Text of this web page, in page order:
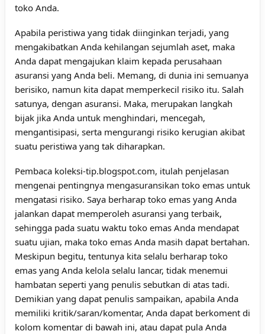
toko Anda.
Apabila peristiwa yang tidak diinginkan terjadi, yang
mengakibatkan Anda kehilangan sejumlah aset, maka
Anda dapat mengajukan klaim kepada perusahaan
asuransi yang Anda beli. Memang, di dunia ini semuanya
berisiko, namun kita dapat memperkecil risiko itu. Salah
satunya, dengan asuransi. Maka, merupakan langkah
bijak jika Anda untuk menghindari, mencegah,
mengantisipasi, serta mengurangi risiko kerugian akibat
suatu peristiwa yang tak diharapkan.
Pembaca koleksi-tip.blogspot.com, itulah penjelasan
mengenai pentingnya mengasuransikan toko emas untuk
mengatasi risiko. Saya berharap toko emas yang Anda
jalankan dapat memperoleh asuransi yang terbaik,
sehingga pada suatu waktu toko emas Anda mendapat
suatu ujian, maka toko emas Anda masih dapat bertahan.
Meskipun begitu, tentunya kita selalu berharap toko
emas yang Anda kelola selalu lancar, tidak menemui
hambatan seperti yang penulis sebutkan di atas tadi.
Demikian yang dapat penulis sampaikan, apabila Anda
memiliki kritik/saran/komentar, Anda dapat berkoment di
kolom komentar di bawah ini, atau dapat pula Anda